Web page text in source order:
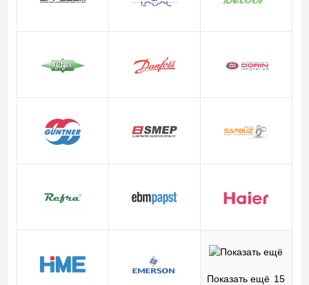
Показать ещё 15